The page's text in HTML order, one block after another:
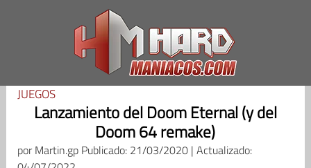
JUEGOS
Lanzamiento del Doom Eternal (y del
Doom 64 remake)
porMartin.gp Publicado: 21/03/2020 | Actualizado: